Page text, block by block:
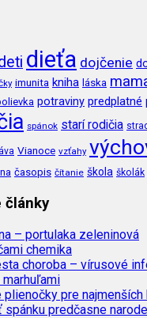
dieťa dojčenie
imunita kniha láska
potraviny predplatné
spánok starí rodičia
Vianoce vzťahy
časopis čítanie škola školák
články
– portulaka zeleninová
chemika
choroba – vírusové
plienočky pre najmenších
predčasne